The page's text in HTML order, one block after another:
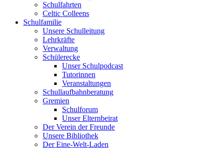
Schulfahrten
Celtic Colleens
Schulfamilie
Unsere Schulleitung
Lehrkräfte
Verwaltung
Schülerecke
Unser Schulpodcast
Tutorinnen
Veranstaltungen
Schullaufbahnberatung
Gremien
Schulforum
Unser Elternbeirat
Der Verein der Freunde
Unsere Bibliothek
Der Eine-Welt-Laden